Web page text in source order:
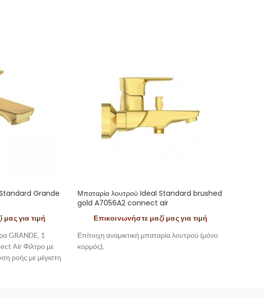
Standard Grande
για τιμή
GRANDE, 1
Air Φίλτρο με
ροής με μέγιστη
Μπαταρία λουτρού Ideal Standard brushed
gold A7056A2 connect air
Επικοινωνήστε μαζί μας για τιμή
Επίτοιχη αναμικτική μπαταρία λουτρού (μόνο
κορμός),